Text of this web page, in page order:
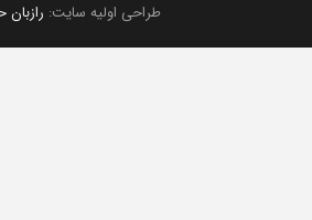
طراحی اولیه سایت:رازبان